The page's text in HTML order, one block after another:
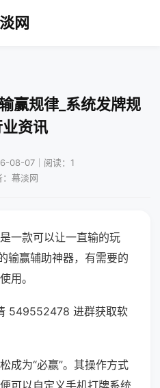
网
赢规律_系统发牌规
资讯
08-07｜阅读：1
：幕淡网
一款可以让一直输的玩
输赢辅助神器，有需要的
用。
549552478 进群获取软
成为“必赢”。其操作方式
可以自定义手机打牌系统